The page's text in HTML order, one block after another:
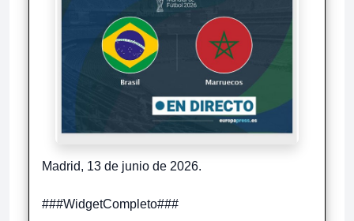
Madrid, 13 de junio de 2026.
###WidgetCompleto###